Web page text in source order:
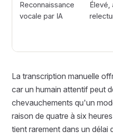
Reconnaissance
vocale par IA
Élevé,
La transcription manuelle
car un humain attentif peut
chevauchements qu'un
raison de quatre à six
tient rarement dans un